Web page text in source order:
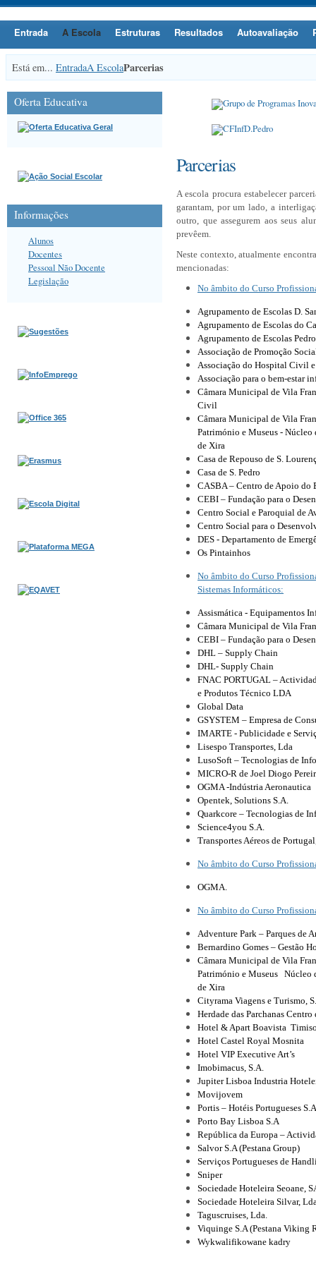
Entrada A Escola Estruturas Resultados Autoavaliação
Está em... EntradaA EscolaParcerias
Parcerias
A escola procura estabelecer
garantam, por um lado, a
outro, que assegurem aos seus
prevêem.
Neste contexto, atualmente
mencionadas:
No âmbito do Curso
Agrupamento de Escolas D.
Agrupamento de Escolas do
Agrupamento de Escolas
Associação de Promoção
Associação do Hospital Civil
Associação para o bem-estar
Câmara Municipal de Vila
Civil
Câmara Municipal de Vila
Património e Museus ‑
de Xira
Casa de Repouso de S.
Casa de S. Pedro
CASBA – Centro de Apoio do
CEBI – Fundação para o
Centro Social e Paroquial de
Centro Social para o
DES ‑ Departamento de
Os Pintainhos
No âmbito do Curso
Sistemas Informáticos:
Assismática ‑ Equipamentos
Câmara Municipal de Vila
CEBI – Fundação para o
DHL – Supply Chain
DHL‑ Supply Chain
FNAC PORTUGAL –
e Produtos Técnico LDA
Global Data
GSYSTEM – Empresa de
IMARTE - Publicidade e
Lisespo Transportes, Lda
LusoSoft – Tecnologias de
MICRO-R de Joel Diogo
OGMA ‑Indústria Aeronautica
Opentek, Solutions S.A.
Quarkcore – Tecnologias de
Science4you S.A.
Transportes Aéreos de
No âmbito do Curso
OGMA.
No âmbito do Curso
Adventure Park – Parques de
Bernardino Gomes – Gestão
Câmara Municipal de Vila
Património e Museus Núcleo
de Xira
Cityrama Viagens e Turismo,
Herdade das Parchanas
Hotel & Apart Boavista
Hotel Castel Royal Mosnita
Hotel VIP Executive Art’s
Imobimacus, S.A.
Jupiter Lisboa Industria
Movijovem
Portis – Hotéis Portugueses S.A
Porto Bay Lisboa S.A
República da Europa –
Salvor S.A (Pestana Group)
Serviços Portugueses de
Sniper
Sociedade Hoteleira Seoane,
Sociedade Hoteleira Silvar,
Taguscruises, Lda.
Viquinge S.A (Pestana Viking
Wykwalifikowane kadry
Oferta Educativa
Informações
Alunos
Docentes
Pessoal Não Docente
Legislação